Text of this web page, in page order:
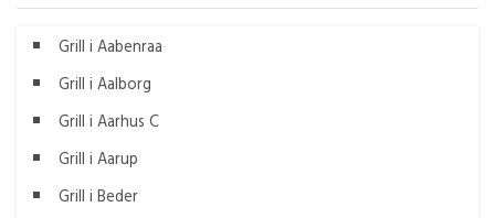
Grill i Aabenraa
Grill i Aalborg
Grill i Aarhus C
Grill i Aarup
Grill i Beder